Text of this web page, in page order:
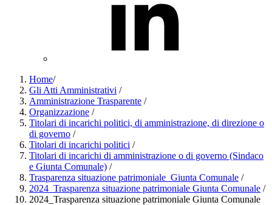
Home/
Gli Atti Amministrativi /
Amministrazione Trasparente /
Organizzazione /
Titolari di incarichi politici, di amministrazione, di direzione o
di governo /
Titolari di incarichi politici /
Titolari di incarichi di amministrazione o di governo (Sindaco
e Giunta Comunale) /
Trasparenza situazione patrimoniale_Giunta Comunale /
2024_Trasparenza situazione patrimoniale Giunta Comunale /
2024_Trasparenza situazione patrimoniale Giunta Comunale